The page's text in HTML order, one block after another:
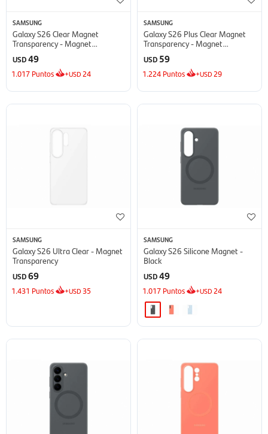
SAMSUNG
Galaxy S26 Clear Magnet
Transparency - Magnet
Transparency
USD49
1.017 Puntos +USD 24
SAMSUNG
Galaxy S26 Plus Clear Magnet
Transparency - Magnet
Transparency
USD 59
1.224 Puntos +USD 29
SAMSUNG
Galaxy S26 Ultra Clear - Magnet
Transparency
USD69
1.431 Puntos +USD 35
SAMSUNG
Galaxy S26 Silicone Magnet -
Black
USD49
1.017 Puntos +USD 24